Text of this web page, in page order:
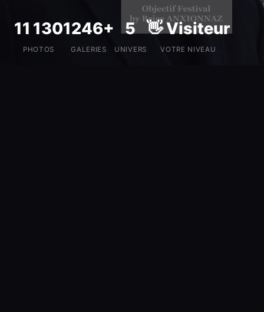
11 130
PHOTOS
1246+
GALERIES
5
UNIVERS
👋 Visiteur
VOTRE NIVEAU